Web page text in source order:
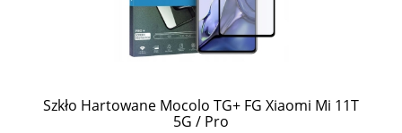
Szkło Hartowane Mocolo TG+ FG Xiaomi Mi 11T
5G / Pro